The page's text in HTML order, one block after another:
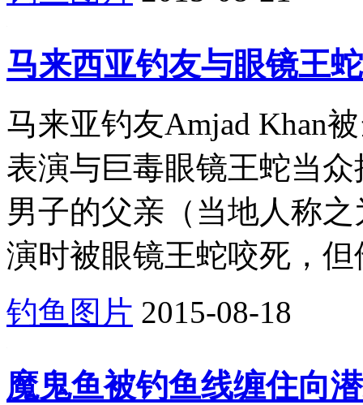
马来西亚钓友与眼镜王
马来亚钓友Amjad Khan
表演与巨毒眼镜王蛇当
男子的父亲（当地人称
演时被眼镜王蛇咬死，
钓鱼图片 2015-08-18
魔鬼鱼被钓鱼线缠住向